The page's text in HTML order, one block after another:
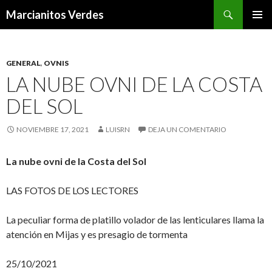
Marcianitos Verdes
GENERAL, OVNIS
LA NUBE OVNI DE LA COSTA
DEL SOL
NOVIEMBRE 17, 2021 LUISRN DEJA UN COMENTARIO
La nube ovni de la Costa del Sol
LAS FOTOS DE LOS LECTORES
La peculiar forma de platillo volador de las lenticulares llama la
atención en Mijas y es presagio de tormenta
25/10/2021